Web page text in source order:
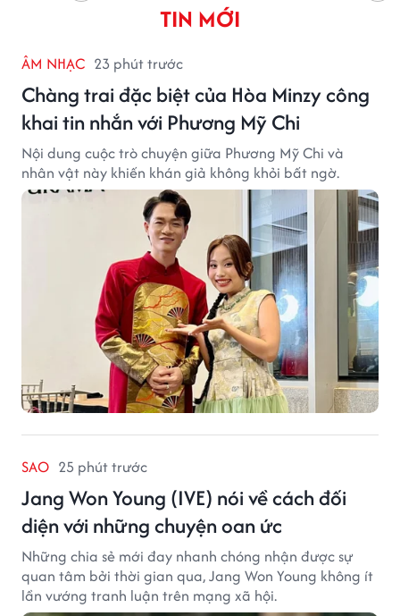
TIN MỚI
ÂM NHẠC 23 phút trước
Chàng trai đặc biệt của Hòa Minzy công
khai tin nhắn với Phương Mỹ Chi
Nội dung cuộc trò chuyện giữa Phương Mỹ Chi và
nhân vật này khiến khán giả không khỏi bất ngờ.
SAO 25 phút trước
Jang Won Young (IVE) nói về cách đối
diện với những chuyện oan ức
Những chia sẻ mới đay nhanh chóng nhận được sự
quan tâm bởi thời gian qua, Jang Won Young không ít
lần vướng tranh luận trên mạng xã hội.